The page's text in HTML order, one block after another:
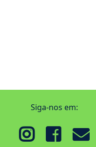
Siga-nos em: